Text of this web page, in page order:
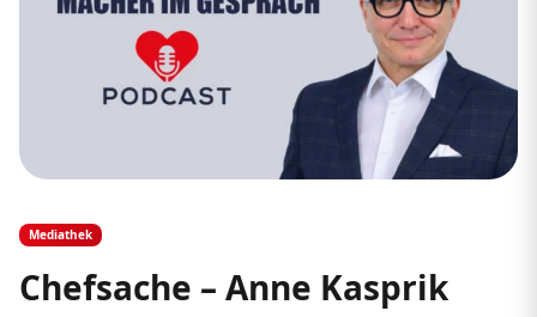
Mediathek
Chefsache – Anne Kasprik